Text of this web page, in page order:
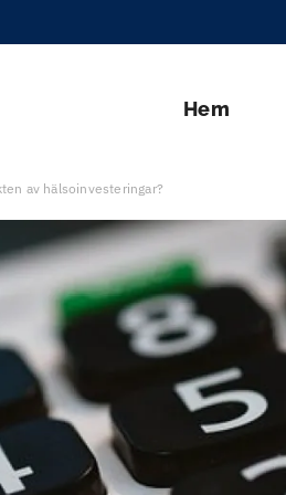
Hem
av hälsoinvesteringar?